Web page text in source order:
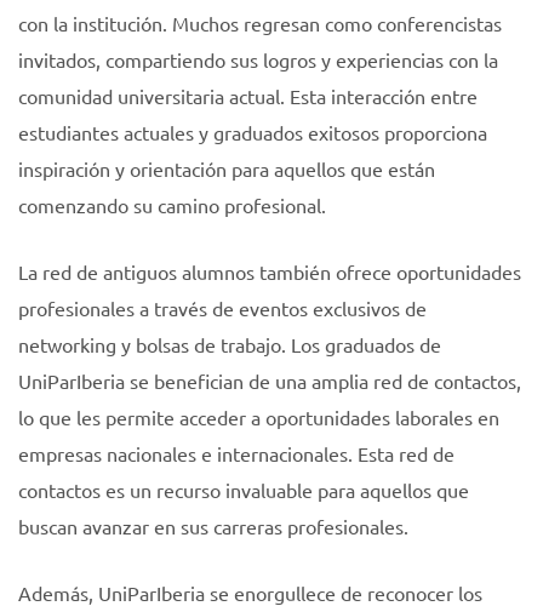
con la institución. Muchos regresan como conferencistas
invitados, compartiendo sus logros y experiencias con la
comunidad universitaria actual. Esta interacción entre
estudiantes actuales y graduados exitosos proporciona
inspiración y orientación para aquellos que están
comenzando su camino profesional.
La red de antiguos alumnos también ofrece oportunidades
profesionales a través de eventos exclusivos de
networking y bolsas de trabajo. Los graduados de
UniParIberia se benefician de una amplia red de contactos,
lo que les permite acceder a oportunidades laborales en
empresas nacionales e internacionales. Esta red de
contactos es un recurso invaluable para aquellos que
buscan avanzar en sus carreras profesionales.
Además, UniParIberia se enorgullece de reconocer los